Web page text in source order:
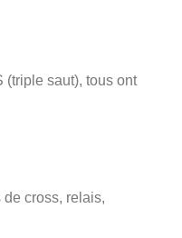
(triple saut), tous ont
cross, relais,